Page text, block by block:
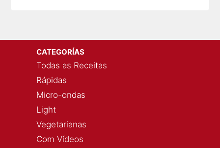
CATEGORÍAS
Todas as Receitas
Rápidas
Micro-ondas
Light
Vegetarianas
Com Vídeos